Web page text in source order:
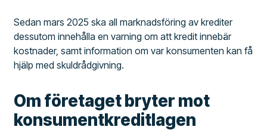
Sedan mars 2025 ska all marknadsföring av krediter
dessutom innehålla en varning om att kredit innebär
kostnader, samt information om var konsumenten kan få
hjälp med skuldrådgivning.
Om företaget bryter mot
konsumentkreditlagen